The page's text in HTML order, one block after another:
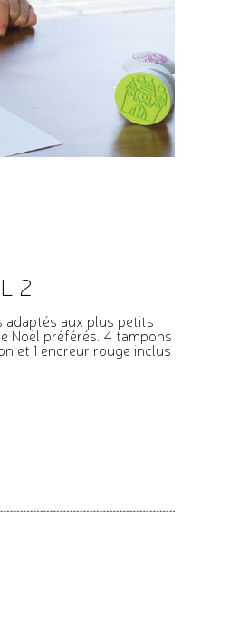
2
adaptés aux plus petits
Noël préférés. 4 tampons
et 1 encreur rouge inclus